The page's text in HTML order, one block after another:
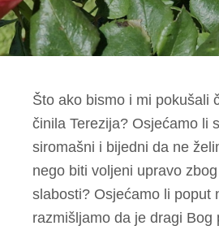
Što ako bismo i mi pokušali
činila Terezija? Osjećamo li
siromašni i bijedni da ne
nego biti voljeni upravo
slabosti? Osjećamo li poput
razmišljamo da je dragi Bog